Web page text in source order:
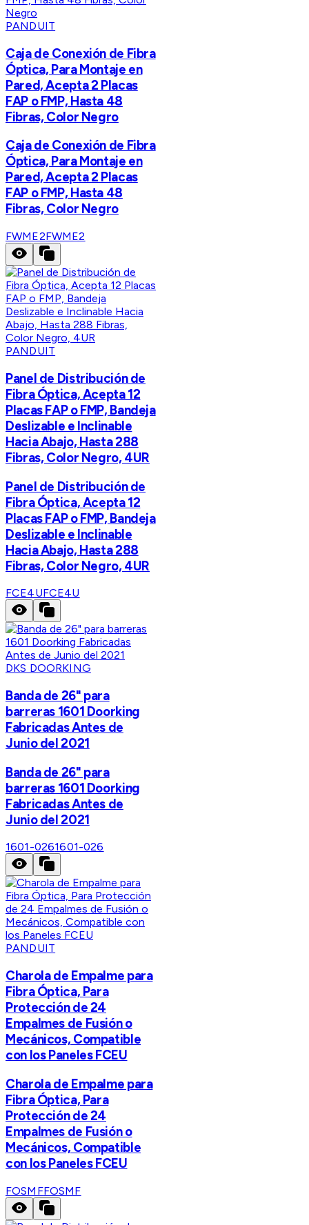
PANDUIT
Caja de Conexión de Fibra
Óptica, Para Montaje en
Pared, Acepta 2 Placas
FAP o FMP, Hasta 48
Fibras, Color Negro
Caja de Conexión de Fibra
Óptica, Para Montaje en
Pared, Acepta 2 Placas
FAP o FMP, Hasta 48
Fibras, Color Negro
FWME2FWME2
PANDUIT
Panel de Distribución de
Fibra Óptica, Acepta 12
Placas FAP o FMP, Bandeja
Deslizable e Inclinable
Hacia Abajo, Hasta 288
Fibras, Color Negro, 4UR
Panel de Distribución de
Fibra Óptica, Acepta 12
Placas FAP o FMP, Bandeja
Deslizable e Inclinable
Hacia Abajo, Hasta 288
Fibras, Color Negro, 4UR
FCE4UFCE4U
DKS DOORKING
Banda de 26" para
barreras 1601 Doorking
Fabricadas Antes de
Junio del 2021
Banda de 26" para
barreras 1601 Doorking
Fabricadas Antes de
Junio del 2021
1601-0261601-026
PANDUIT
Charola de Empalme para
Fibra Óptica, Para
Protección de 24
Empalmes de Fusión o
Mecánicos, Compatible
con los Paneles FCEU
Charola de Empalme para
Fibra Óptica, Para
Protección de 24
Empalmes de Fusión o
Mecánicos, Compatible
con los Paneles FCEU
FOSMFFOSMF